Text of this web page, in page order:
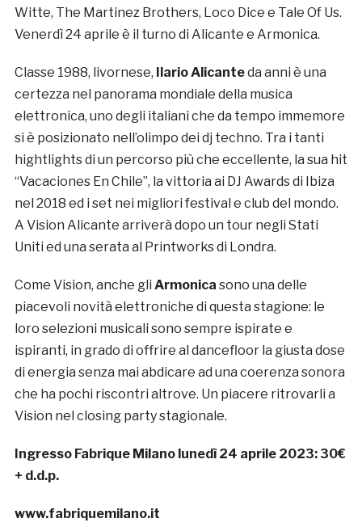
Witte, The Martinez Brothers, Loco Dice e Tale Of Us.
Venerdì 24 aprile è il turno di Alicante e Armonica.
Classe 1988, livornese, Ilario Alicanteda anni è una
certezza nel panorama mondiale della musica
elettronica, uno degli italiani che da tempo immemore
si è posizionato nell’olimpo dei dj techno. Tra i tanti
hightlights di un percorso più che eccellente, la sua hit
“Vacaciones En Chile”, la vittoria ai DJ Awards di Ibiza
nel 2018 ed i set nei migliori festival e club del mondo.
A Vision Alicante arriverà dopo un tour negli Stati
Uniti ed una serata al Printworks di Londra.
Come Vision, anche gli Armonica sono una delle
piacevoli novità elettroniche di questa stagione: le
loro selezioni musicali sono sempre ispirate e
ispiranti, in grado di offrire al dancefloor la giusta dose
di energia senza mai abdicare ad una coerenza sonora
che ha pochi riscontri altrove. Un piacere ritrovarli a
Vision nel closing party stagionale.
Ingresso Fabrique Milano lunedì 24 aprile 2023: 30€
+ d.d.p.
www.fabriquemilano.it